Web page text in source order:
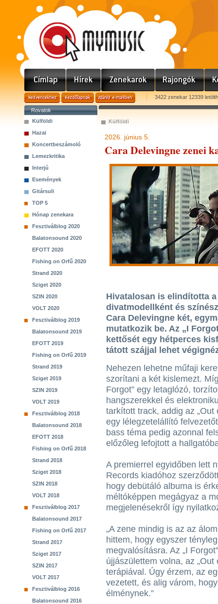
3422 zenekar 12339
Rovatok
Külföldi
Hazai
Koncertbeszámoló
Lemezkritika
Interjú
Események
Gitársuli
TOP 5
Hónap zenekara
Fesztiválblog 2020
Balatonsound 2020
EFOTT 2020
Fishing on Orfű 2020
Strand 2020
Sziget 2020
SZIN 2020
VOLT 2020
Fesztiválblog 2019
Balatonsound 2019
EFOTT 2019
Fishing on Orfű 2019
Strand 2019
Sziget 2019
SZIN 2019
VOLT 2019
Fesztiválblog 2018
Balatonsound 2018
EFOTT 2018
Fishing on Orfű 2018
Strand 2018
Sziget 2018
SZIN 2018
VOLT 2018
Fesztiválblog 2017
Balatonsound 2017
Fishing on Orfű 2017
Strand 2017
Sziget 2017
SZIN 2017
VOLT 2017
Fesztiválblog 2016
Balatonsound 2016
Külföldi
2026. június 5.
Cara Delevingne zenei
Hivatalosan is elindította
divatmodellként és
Cara Delevingne két,
mutatkozik be. Az „I
kettősét egy hétperces
tátott szájjal lehet
Nehezen lehetne műfaji
szorítani a két kislemezt.
Forgot” egy letaglózó,
hangszerekkel és
tarkított track, addig az „Out
egy lélegzetelállító
bass téma pedig azonnal
előzőleg lefojtott a
A premierrel egyidőben lett
Records kiadóhoz
hogy debütáló albuma is
méltóképpen megágyaz a
megjelenésekről így
„A zene mindig is az az
hittem, hogy egyszer
megvalósításra. Az „I
újjászülettem volna, az
terápiával. Úgy érzem, az
vezetett, és alig várom,
élménynek.”